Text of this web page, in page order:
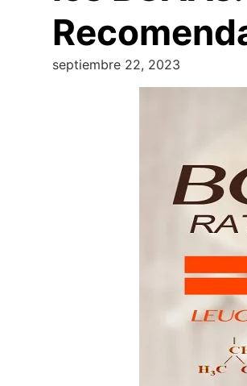
septiembre 22, 2023